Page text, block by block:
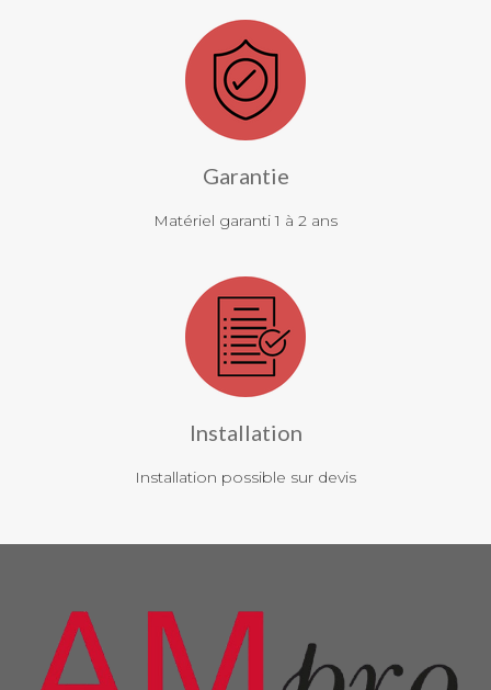
Garantie
Matériel garanti 1 à 2 ans
Installation
Installation possible sur devis